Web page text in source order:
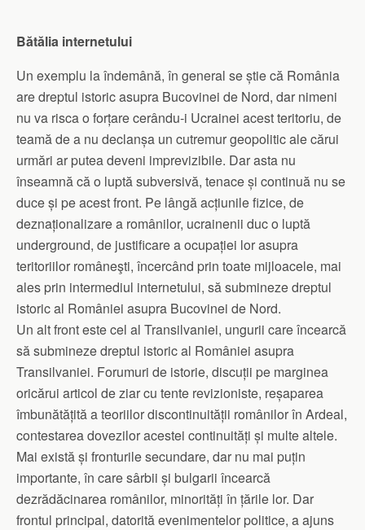
Bătălia internetului
Un exemplu la îndemână, în general se știe că România
are dreptul istoric asupra Bucovinei de Nord, dar nimeni
nu va risca o forțare cerându-i Ucrainei acest teritoriu, de
teamă de a nu declanșa un cutremur geopolitic ale cărui
urmări ar putea deveni imprevizibile. Dar asta nu
înseamnă că o luptă subversivă, tenace și continuă nu se
duce și pe acest front. Pe lângă acțiunile fizice, de
deznaționalizare a românilor, ucrainenii duc o luptă
underground, de justificare a ocupației lor asupra
teritoriilor româneşti, încercând prin toate mijloacele, mai
ales prin intermediul internetului, să submineze dreptul
istoric al României asupra Bucovinei de Nord.
Un alt front este cel al Transilvaniei, ungurii care încearcă
să submineze dreptul istoric al României asupra
Transilvaniei. Forumuri de istorie, discuții pe marginea
oricărui articol de ziar cu tente revizioniste, reșaparea
îmbunătățită a teoriilor discontinuității românilor în Ardeal,
contestarea dovezilor acestei continuități și multe altele.
Mai există și fronturile secundare, dar nu mai puțin
importante, în care sârbii și bulgarii încearcă
dezrădăcinarea românilor, minorități în țările lor. Dar
frontul principal, datorită evenimentelor politice, a ajuns